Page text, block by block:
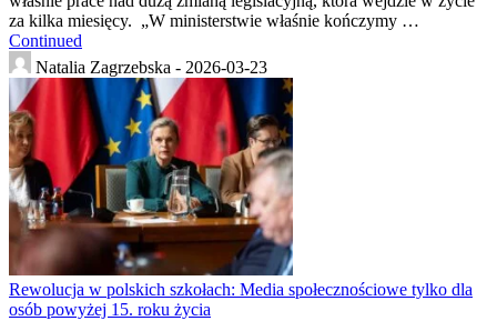
za kilka miesięcy. „W ministerstwie właśnie kończymy …
Continued
Natalia Zagrzebska - 2026-03-23
Rewolucja w polskich szkołach: Media społecznościowe tylko dla
osób powyżej 15. roku życia